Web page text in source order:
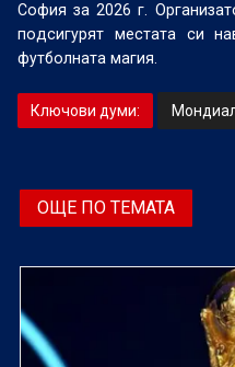
София за 2026 г.
подсигурят местата си
футболната магия.
Ключови думи:
ОЩЕ ПО ТЕМАТА